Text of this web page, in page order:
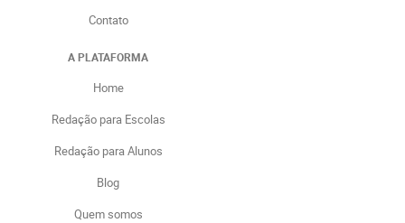
Contato
A PLATAFORMA
Home
Redação para Escolas
Redação para Alunos
Blog
Quem somos